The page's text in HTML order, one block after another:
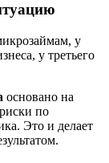
у
у третьего
основано на
по
Это и делает